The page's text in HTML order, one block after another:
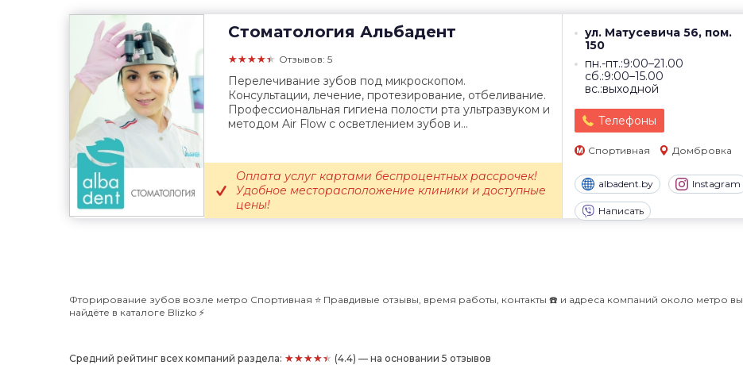
Стоматология Альбадент
★★★★★ Отзывов: 5
ул. Матусевича 56, пом.
150
пн.-пт.:9:00–21.00
сб.:9:00–15.00
вс.:выходной
Телефоны
Спортивная Домбровка
albadent.by Instagram
Написать
Перелечивание зубов под микроскопом.
Консультации, лечение, протезирование, отбеливание.
Профессиональная гигиена полости рта ультразвуком и
методом Air Flow c осветлением зубов и...
Оплата услуг картами беспроцентных рассрочек!
Удобное месторасположение клиники и доступные
цены!
Фторирование зубов возле метро Спортивная ⭐️ Правдивые отзывы, время работы, контакты ☎️ и адреса компаний около метро вы
найдёте в каталоге Blizko ⚡️
Средний рейтинг всех компаний раздела: ★★★★★ (4.4) — на основании 5 отзывов